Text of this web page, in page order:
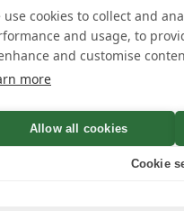
use cookies to collect and
and usage, to
and customise
more
Allow all cookies
Cookie